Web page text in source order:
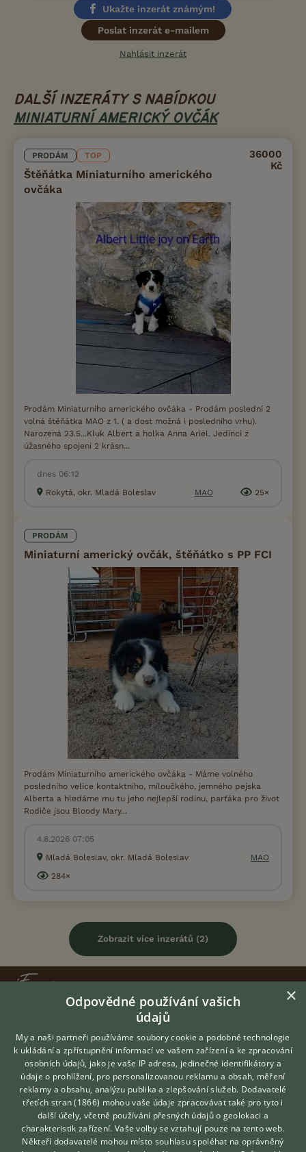
Ukažte inzerát známým!
Poslat inzerát e-mailem
Nahlásit inzerát
DALŠÍ INZERÁTY S NABÍDKOU
MINIATURNÍ AMERICKÝ OVČÁK
PRODÁM TOP
Štěňátka Miniaturního amerického
ovčáka
36000
Kč
Prodám Miniaturního amerického ovčáka - Prodám poslední 2
volná štěňátka MAO z 1. ( a dost možná i posledního vrhu).
Narozená 23.5...Kluk Albert a holka Anna Ariel. Jedinci z
úžasného spojení 2 krásn...
dnes 06:12
Rokytá, okr. Mladá Boleslav
MAO 25×
PRODÁM
Miniaturní americký ovčák, štěňátko s PP FCI
Prodám Miniaturního amerického ovčáka - Máme volného
posledního velice kontaktního, miloučkého, jemného pejska
Alberta a hledáme mu tu jeho nejlepší rodinu, parťáka pro život
Rodiče jsou Bloody Mary...
4.8.2026 07:05
Mladá Boleslav, okr. Mladá Boleslav
MAO
284×
Zobrazit více inzerátů (2)
KONTAKT DO REDAKCE WEBU
redakce@ifauna.cz
DOMOVSKÁ STRÁNKA
INZERCE
Hledáte zvířecího kamaráda?
Zdarma vám poradí
VETERINÁŘ ONLINE
×
Odpovědné používání vašich
údajů
My a naši partneři používáme soubory cookie a podobné technologie
k ukládání a zpřístupnění informací ve vašem zařízení a ke zpracování
osobních údajů, jako je vaše IP adresa, jedinečné identifikátory a
údaje o prohlížení, pro personalizovanou reklamu a obsah, měření
reklamy a obsahu, analýzu publika a zlepšování služeb. Dodavatelé
třetích stran (1866) mohou vaše údaje zpracovávat také pro tyto i
další účely, včetně používání přesných údajů o geolokaci a
charakteristik zařízení. Vaše volby se vztahují pouze na tento web.
Někteří dodavatelé mohou místo souhlasu spoléhat na oprávněný